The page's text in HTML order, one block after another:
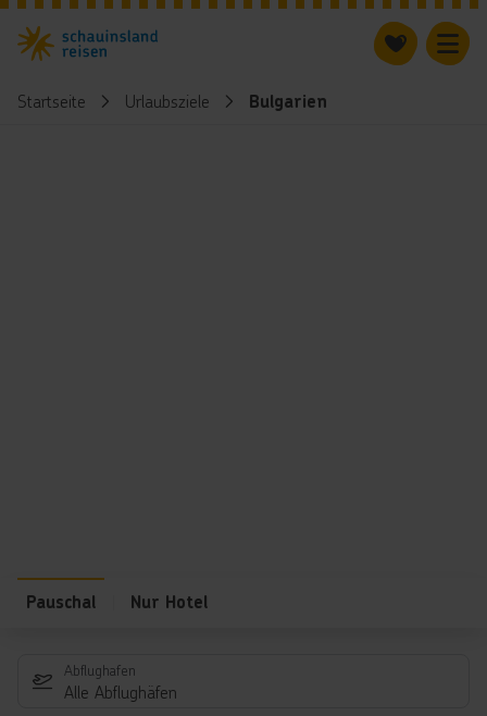
Startseite Urlaubsziele Bulgarien
Pauschal Nur Hotel
Abflughafen
Alle Abflughäfen